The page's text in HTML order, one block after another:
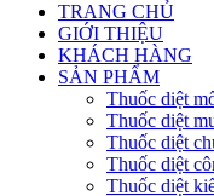
TRANG CHỦ
GIỚI THIỆU
KHÁCH HÀNG
SẢN PHẨM
Thuốc diệt
Thuốc diệt
Thuốc diệt
Thuốc diệt
Thuốc diệt